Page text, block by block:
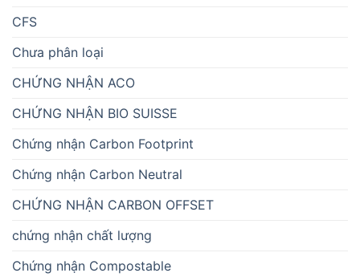
CFS
Chưa phân loại
CHỨNG NHẬN ACO
CHỨNG NHẬN BIO SUISSE
Chứng nhận Carbon Footprint
Chứng nhận Carbon Neutral
CHỨNG NHẬN CARBON OFFSET
chứng nhận chất lượng
Chứng nhận Compostable